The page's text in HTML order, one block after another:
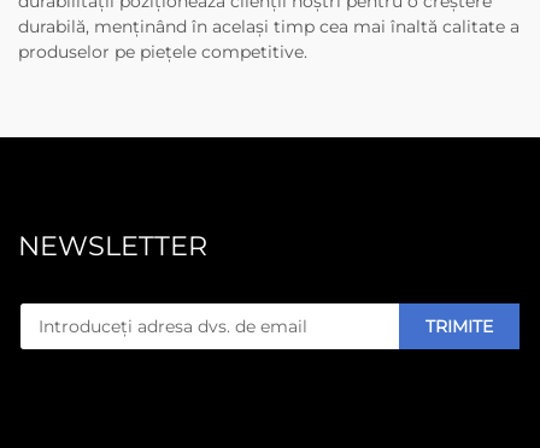
durabilă, menținând în același timp cea mai înaltă calitate a
produselor pe piețele competitive.
NEWSLETTER
TRIMITE